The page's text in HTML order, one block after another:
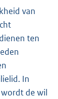
van
ten
In
de wil